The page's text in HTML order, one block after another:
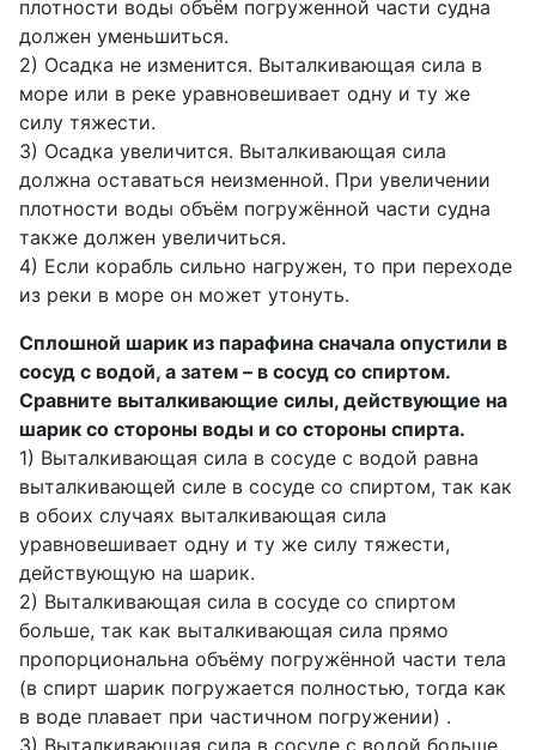
плотности воды объём погруженной части судна
должен уменьшиться.
2) Осадка не изменится. Выталкивающая сила в
море или в реке уравновешивает одну и ту же
силу тяжести.
3) Осадка увеличится. Выталкивающая сила
должна оставаться неизменной. При увеличении
плотности воды объём погружённой части судна
также должен увеличиться.
4) Если корабль сильно нагружен, то при переходе
из реки в море он может утонуть.
Сплошной шарик из парафина сначала опустили в
сосуд с водой, а затем – в сосуд со спиртом.
Сравните выталкивающие силы, действующие на
шарик со стороны воды и со стороны спирта.
1) Выталкивающая сила в сосуде с водой равна
выталкивающей силе в сосуде со спиртом, так как
в обоих случаях выталкивающая сила
уравновешивает одну и ту же силу тяжести,
действующую на шарик.
2) Выталкивающая сила в сосуде со спиртом
больше, так как выталкивающая сила прямо
пропорциональна объёму погружённой части тела
(в спирт шарик погружается полностью, тогда как
в воде плавает при частичном погружении) .
3) Выталкивающая сила в сосуде с водой больше,